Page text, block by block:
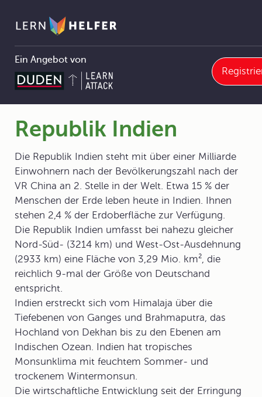
Ein Angebot von
Pfadnavigation
7 Regionen 7.1 Die Erdteile und ihre Länder Republik Indien
Republik Indien
Die Republik Indien steht mit über einer Milliarde
Einwohnern nach der Bevölkerungszahl nach der
VR China an 2. Stelle in der Welt. Etwa 15 % der
Menschen der Erde leben heute in Indien. Ihnen
stehen 2,4 % der Erdoberfläche zur Verfügung.
Die Republik Indien umfasst bei nahezu gleicher
Nord-Süd- (3214 km) und West-Ost-Ausdehnung
(2933 km) eine Fläche von 3,29 Mio. km², die
reichlich 9-mal der Größe von Deutschand
entspricht.
Indien erstreckt sich vom Himalaja über die
Tiefebenen von Ganges und Brahmaputra, das
Hochland von Dekhan bis zu den Ebenen am
Indischen Ozean. Indien hat tropisches
Monsunklima mit feuchtem Sommer- und
trockenem Wintermonsun.
Die wirtschaftliche Entwicklung seit der Erringung